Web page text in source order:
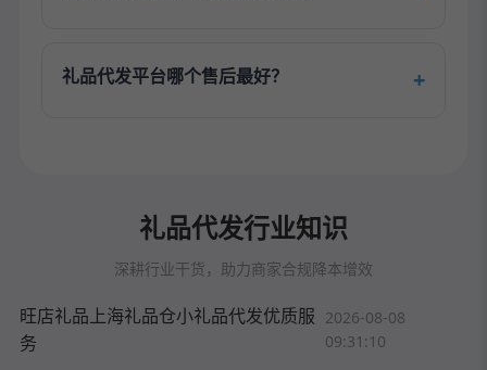
礼品代发平台哪个售后最好？
礼品代发行业知识
深耕行业干货，助力商家合规降本增效
旺店礼品上海礼品仓小礼品代发优质服
务
2026-08-08
09:31:10